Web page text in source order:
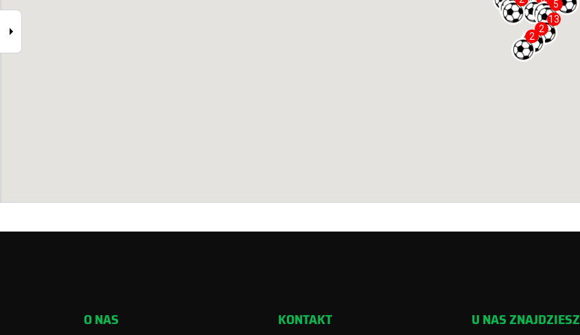
O NAS KONTAKT U NAS ZNAJDZIESZ